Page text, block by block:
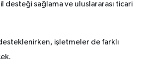
desteği sağlama ve uluslararası ticari
işletmeler de farklı